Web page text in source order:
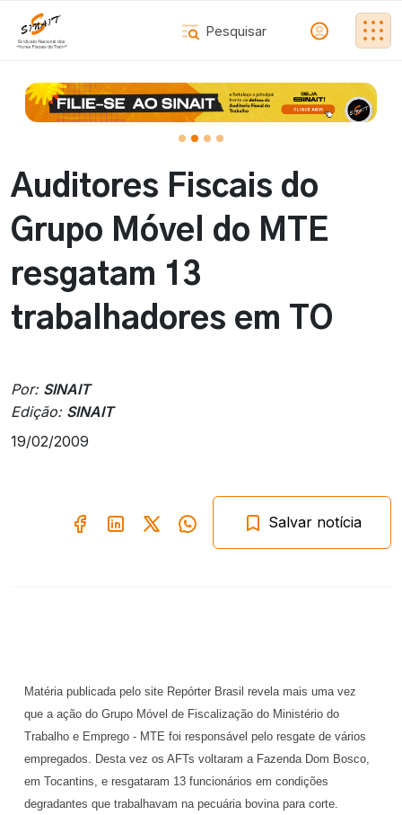
Auditores Fiscais do
Grupo Móvel do MTE
resgatam 13
trabalhadores em TO
Por: SINAIT
Edição: SINAIT
19/02/2009
Salvar notícia
Matéria publicada pelo site Repórter Brasil revela mais uma vez
que a ação do Grupo Móvel de Fiscalização do Ministério do
Trabalho e Emprego - MTE foi responsável pelo resgate de vários
empregados. Desta vez os AFTs voltaram a Fazenda Dom Bosco,
em Tocantins, e resgataram 13 funcionários em condições
degradantes que trabalhavam na pecuária bovina para corte.